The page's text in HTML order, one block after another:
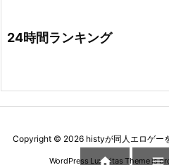
24時間ランキング
Copyright © 2026 histyが同人エロゲー
WordPress Luxeritas Theme is
 